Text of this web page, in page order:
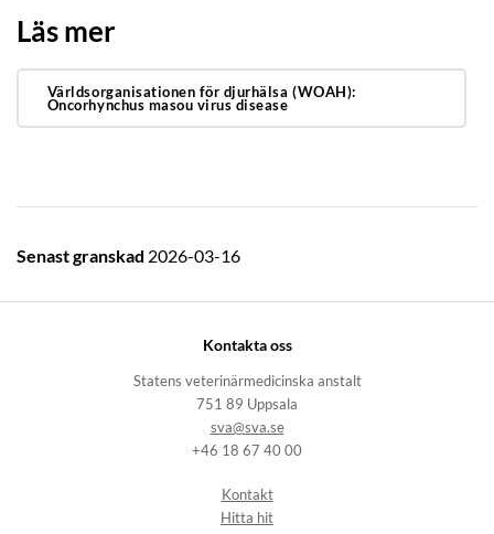
Läs mer
Världsorganisationen för djurhälsa (WOAH):
Oncorhynchus masou virus disease
Senast granskad 2026-03-16
Kontakta oss
Statens veterinärmedicinska anstalt
751 89 Uppsala
sva@sva.se
+46 18 67 40 00
Kontakt
Hitta hit